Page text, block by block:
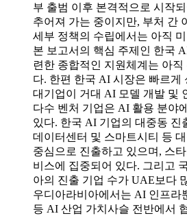
부 출범 이후 본격적으로 시작
추어져 가는 중이지만, 부처 간
세부 정책의 수립에서는 아직
본 보고서의 핵심 주제인 한국
련한 종합적인 지원체계는 아직
다. 한편 한국 AI 시장은 빠르게
대기업이 거대 AI 모델 개발 및
다수 벤처 기업은 AI 활용 분야
있다. 한국 AI 기업의 대중동 진
데이터센터 및 스마트시티 등
중심으로 진출하고 있으며, 스
비스에 집중되어 있다. 그리고
아의 진출 기업 수가 UAE보다
우디아라비아에서는 AI 인프라
등 AI 산업 가치사슬 전반에서